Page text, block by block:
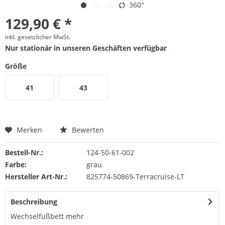
360°
129,90 € *
inkl. gesetzlicher MwSt.
Nur stationär in unseren Geschäften verfügbar
Größe
41 43
Merken Bewerten
Bestell-Nr.:
124-50-61-002
Farbe:
grau
Hersteller Art-Nr.:
825774-50869-Terracruise-LT
Beschreibung
Wechselfußbett mehr